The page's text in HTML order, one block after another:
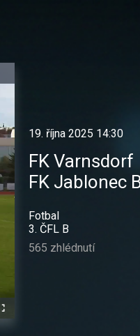
Celá
obrazovka
19. října 2025 14:30
FK Varnsdorf
FK Jablonec
Fotbal
3. ČFL B
565 zhlédnutí